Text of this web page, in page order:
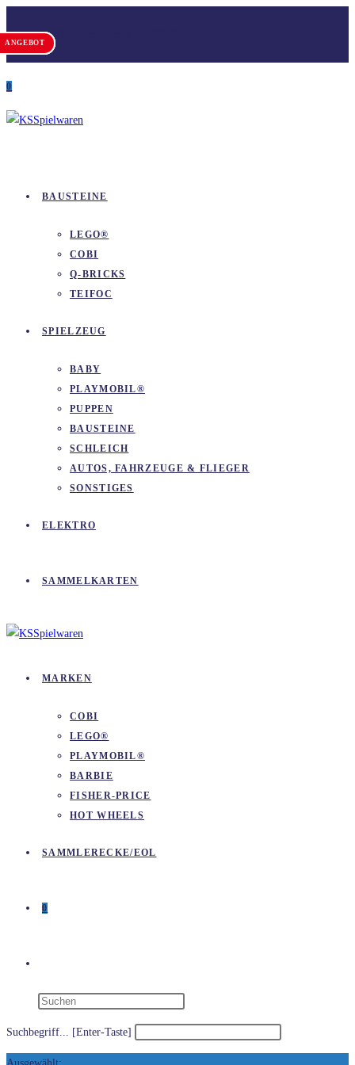
Inhalt
springen
Versandkostenfrei ab 100 €
0
BAUSTEINE
LEGO®
COBI
Q-BRICKS
TEIFOC
SPIELZEUG
BABY
PLAYMOBIL®
PUPPEN
BAUSTEINE
SCHLEICH
AUTOS, FAHRZEUGE & FLIEGER
SONSTIGES
ELEKTRO
SAMMELKARTEN
MARKEN
COBI
LEGO®
PLAYMOBIL®
BARBIE
FISHER-PRICE
HOT WHEELS
SAMMLERECKE/EOL
0
Suchbegriff... [Enter-Taste]
ANGEBOT
ANGEBOT
ANGEBOT